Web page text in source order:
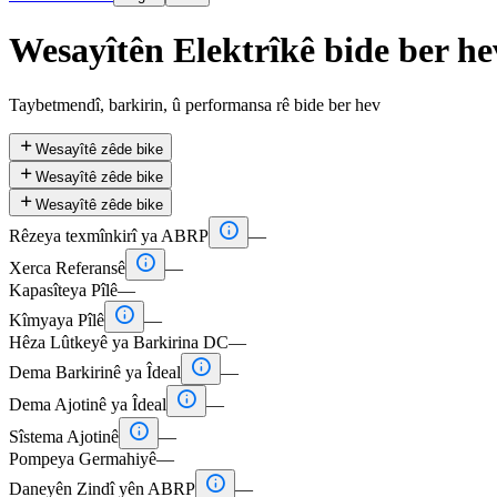
Wesayîtên Elektrîkê bide ber
Taybetmendî, barkirin, û performansa rê bide ber hev
 Wesayîtê zêde bike
 Wesayîtê zêde bike
 Wesayîtê zêde bike
Rêzeya texmînkirî ya ABRP  —
Xerca Referansê  —
Kapasîteya Pîlê—
Kîmyaya Pîlê  —
Hêza Lûtkeyê ya Barkirina DC—
Dema Barkirinê ya Îdeal
 —
Dema Ajotinê ya Îdeal
 —
Sîstema Ajotinê  —
Pompeya Germahiyê—
Daneyên Zindî yên ABRP  —